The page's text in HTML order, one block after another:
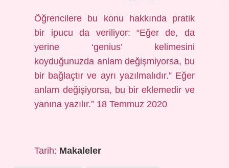
Öğrencilere bu konu hakkında pratik
bir ipucu da veriliyor: “Eğer de, da
yerine ‘genius’ kelimesini
koyduğunuzda anlam değişmiyorsa, bu
bir bağlaçtır ve ayrı yazılmalıdır.” Eğer
anlam değişiyorsa, bu bir eklemedir ve
yanına yazılır.” 18 Temmuz 2020
Tarih: Makaleler